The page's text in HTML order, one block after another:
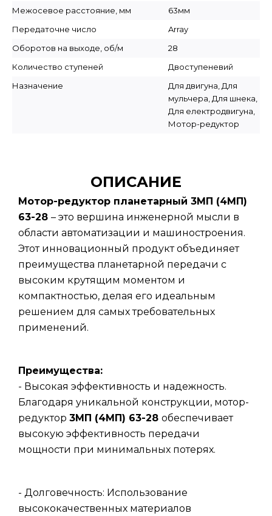
Межосевое расстояние, мм
63мм
Передаточне число
Array
Оборотов на выходе, об/м
28
Количество ступеней
Двоступеневий
Назначение
Для двигуна, Для
мульчера, Для шнека,
Для електродвигуна,
Мотор-редуктор
ОПИСАНИЕ
Мотор-редуктор планетарный 3МП (4МП)
63-28 – это вершина инженерной мысли в
области автоматизации и машиностроения.
Этот инновационный продукт объединяет
преимущества планетарной передачи с
высоким крутящим моментом и
компактностью, делая его идеальным
решением для самых требовательных
применений.
Преимущества:
- Высокая эффективность и надежность.
Благодаря уникальной конструкции, мотор-
редуктор 3МП (4МП) 63-28 обеспечивает
высокую эффективность передачи
мощности при минимальных потерях.
- Долговечность: Использование
высококачественных материалов